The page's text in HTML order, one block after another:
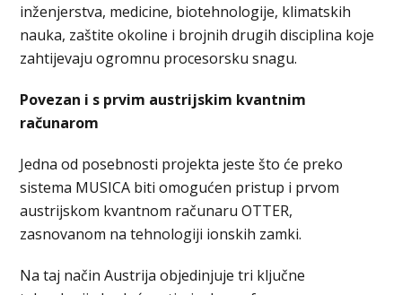
inženjerstva, medicine, biotehnologije, klimatskih
nauka, zaštite okoline i brojnih drugih disciplina koje
zahtijevaju ogromnu procesorsku snagu.
Povezan i s prvim austrijskim kvantnim
računarom
Jedna od posebnosti projekta jeste što će preko
sistema MUSICA biti omogućen pristup i prvom
austrijskom kvantnom računaru OTTER,
zasnovanom na tehnologiji ionskih zamki.
Na taj način Austrija objedinjuje tri ključne